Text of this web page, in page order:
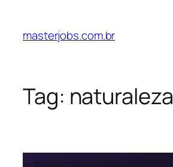
masterjobs.com.br
Tag: naturaleza